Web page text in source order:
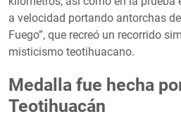
a velocidad portando antorchas
Fuego”, que recreó un recorrido
misticismo teotihuacano.
Medalla fue hecha
Teotihuacán